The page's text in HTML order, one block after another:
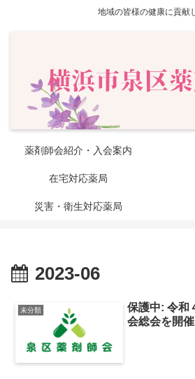
地域の皆様の健康に貢献
薬剤師会紹介・入会案内
在宅対応薬局
災害・衛生対応薬局
2023-06
未分類
保護中: 令
会総会を開催